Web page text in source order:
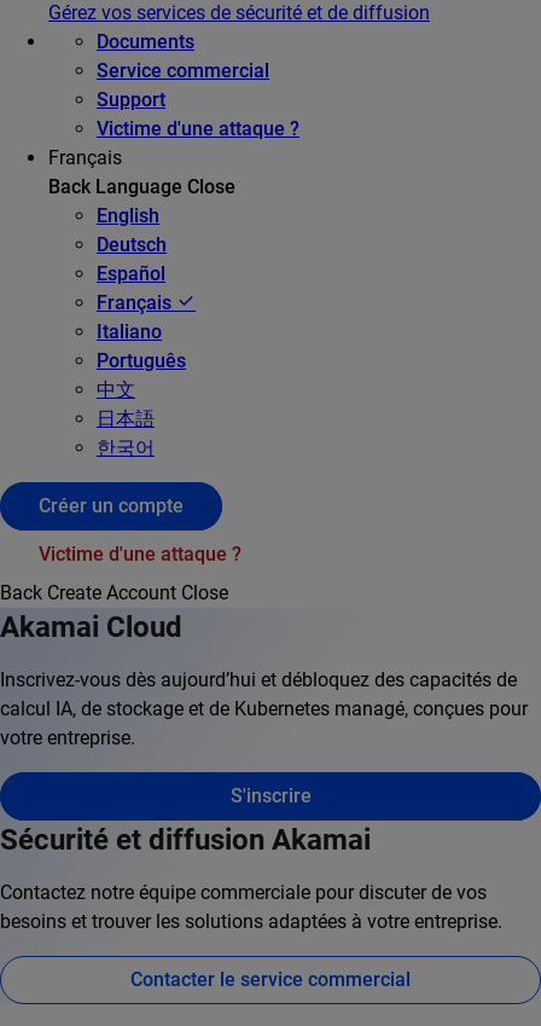
Gérez vos services de sécurité et de diffusion
Documents
Service commercial
Support
Victime d'une attaque ?
Français
Back Language Close
English
Deutsch
Español
Français
Italiano
Português
中文
日本語
한국어
Créer un compte
Victime d'une attaque ?
Back Create Account Close
Akamai Cloud
Inscrivez-vous dès aujourd’hui et débloquez des capacités de
calcul IA, de stockage et de Kubernetes managé, conçues pour
votre entreprise.
S'inscrire
Sécurité et diffusion Akamai
Contactez notre équipe commerciale pour discuter de vos
besoins et trouver les solutions adaptées à votre entreprise.
Contacter le service commercial